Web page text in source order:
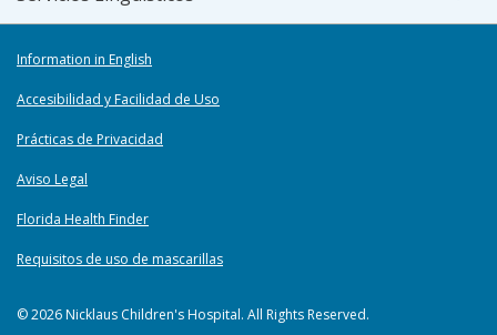
Information in English
Accesibilidad y Facilidad de Uso
Prácticas de Privacidad
Aviso Legal
Florida Health Finder
Requisitos de uso de mascarillas
© 2026 Nicklaus Children's Hospital. All Rights Reserved.